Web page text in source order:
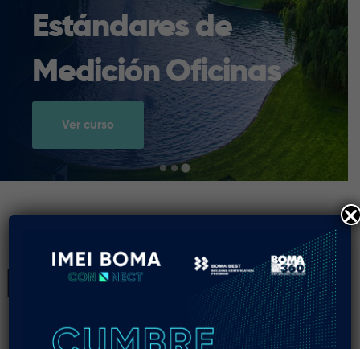
la Gestión
Inmobiliaria
Ver curso
BOMA International